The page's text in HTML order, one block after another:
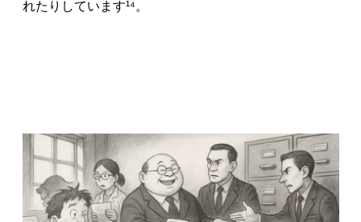
れたりしています¹⁴。